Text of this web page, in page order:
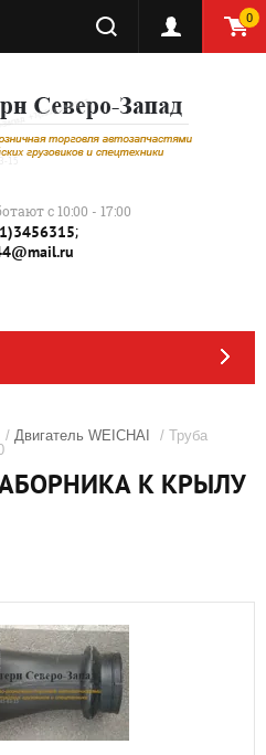
0
с 10:00 - 17:00
;
/ Двигатель WEICHAI
/ Труба
К КРЫЛУ